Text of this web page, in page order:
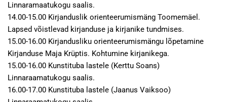
Linnaramaatukogu saalis.
14.00-15.00 Kirjanduslik orienteerumismäng Toomemäel.
Lapsed võistlevad kirjanduse ja kirjanike tundmises.
15.00-16.00 Kirjandusliku orienteerumismängu lõpetamine
Kirjanduse Maja Krüptis. Kohtumine kirjanikega.
15.00-16.00 Kunstituba lastele (Kerttu Soans)
Linnaraamatukogu saalis.
16.00-17.00 Kunstituba lastele (Jaanus Vaiksoo)